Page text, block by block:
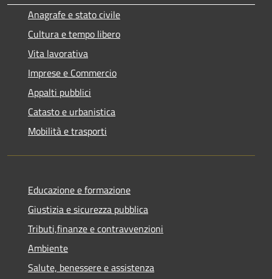
Anagrafe e stato civile
Cultura e tempo libero
Vita lavorativa
Imprese e Commercio
Appalti pubblici
Catasto e urbanistica
Mobilità e trasporti
Educazione e formazione
Giustizia e sicurezza pubblica
Tributi,finanze e contravvenzioni
Ambiente
Salute, benessere e assistenza